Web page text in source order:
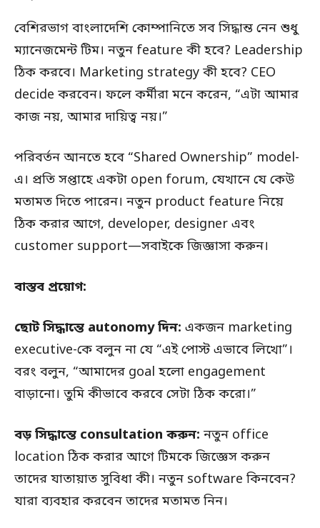
বেশিরভাগ বাংলাদেশি কোম্পানিতে সব সিদ্ধান্ত নেন শুধু
ম্যানেজমেন্ট টিম। নতুন feature কী হবে? Leadership
ঠিক করবে। Marketing strategy কী হবে? CEO
decide করবেন। ফলে কর্মীরা মনে করেন, “এটা আমার
কাজ নয়, আমার দায়িত্ব নয়।”
পরিবর্তন আনতে হবে “Shared Ownership” model-
এ। প্রতি সপ্তাহে একটা open forum, যেখানে যে কেউ
মতামত দিতে পারেন। নতুন product feature নিয়ে
ঠিক করার আগে, developer, designer এবং
customer support—সবাইকে জিজ্ঞাসা করুন।
বাস্তব প্রয়োগ:
ছোট সিদ্ধান্তে autonomy দিন: একজন marketing
executive-কে বলুন না যে “এই পোস্ট এভাবে লিখো”।
বরং বলুন, “আমাদের goal হলো engagement
বাড়ানো। তুমি কীভাবে করবে সেটা ঠিক করো।”
বড় সিদ্ধান্তে consultation করুন: নতুন office
location ঠিক করার আগে টিমকে জিজ্ঞেস করুন
তাদের যাতায়াত সুবিধা কী। নতুন software কিনবেন?
যারা ব্যবহার করবেন তাদের মতামত নিন।